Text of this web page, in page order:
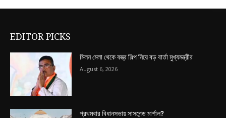
EDITOR PICKS
মিলন মেলা থেকে বস্ত্র শিল্প নিয়ে বড় বার্তা মুখ্যমন্ত্রীর
August 6, 2026
প্রথমবার বিধানসভায় সাসপেন্ড মার্শাল?